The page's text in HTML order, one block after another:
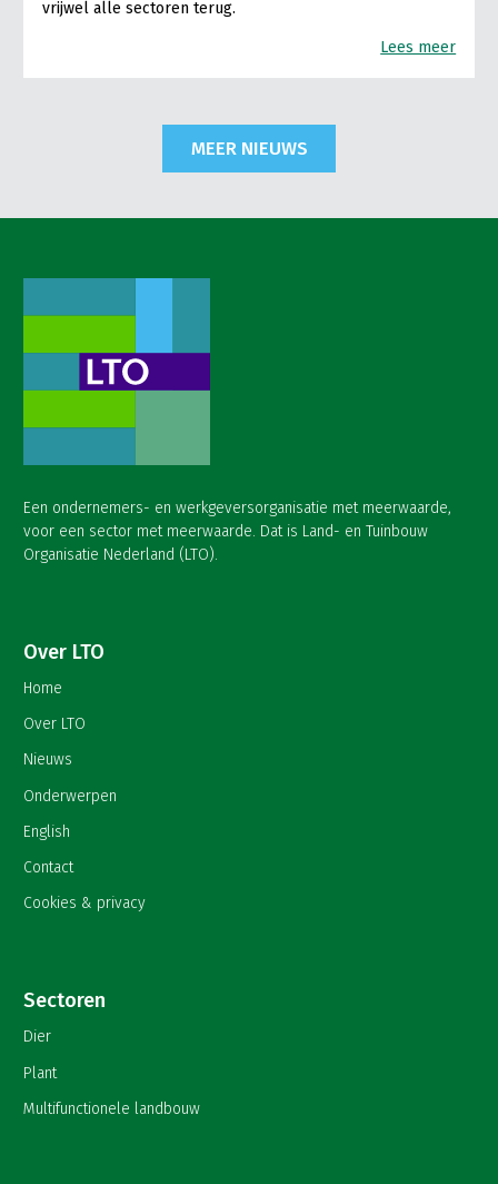
vrijwel alle sectoren terug.
Lees meer
MEER NIEUWS
Een ondernemers- en werkgeversorganisatie met meerwaarde,
voor een sector met meerwaarde. Dat is Land- en Tuinbouw
Organisatie Nederland (LTO).
Over LTO
Home
Over LTO
Nieuws
Onderwerpen
English
Contact
Cookies & privacy
Sectoren
Dier
Plant
Multifunctionele landbouw